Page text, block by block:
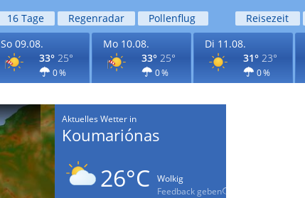
16 Tage Regenradar Pollenflug Reisezeit
So 09.08.
33° 25°
0 %
Mo 10.08.
33° 25°
0 %
Di 11.08.
31° 23°
0 %
Aktuelles Wetter in
Koumariónas
26°C
Wolkig
Feedback geben